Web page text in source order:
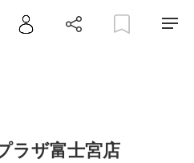
ラザ富士宮店